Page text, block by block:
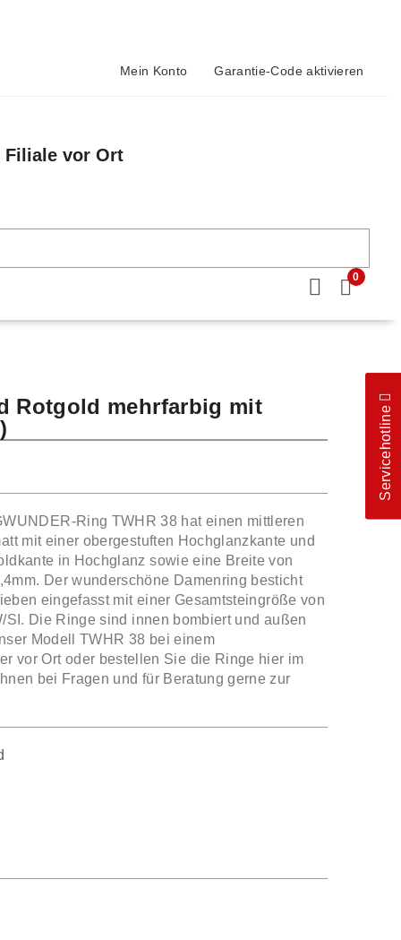
Mein Konto Garantie-Code aktivieren
Filiale vor Ort
0
Rotgold mehrfarbig mit
Ring TWHR 38 hat einen mittleren
mit einer obergestuften Hochglanzkante und
in Hochglanz sowie eine Breite von
Der wunderschöne Damenring besticht
eingefasst mit einer Gesamtsteingröße von
SI. Die Ringe sind innen bombiert und außen
Modell TWHR 38 bei einem
vor Ort oder bestellen Sie die Ringe hier im
bei Fragen und für Beratung gerne zur
Servicehotline